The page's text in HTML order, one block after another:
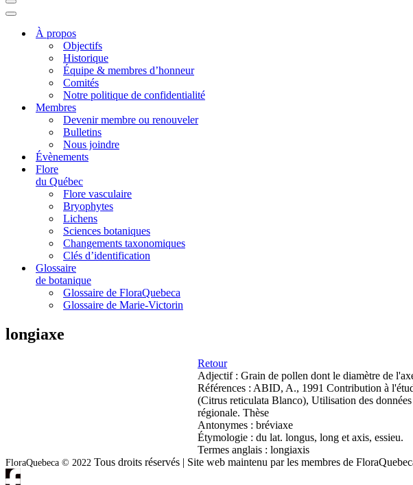
Menu
de
navigation
Menu
navigationÀ propos
Objectifs
Historique
Équipe & membres d’honneur
Comités
Notre politique de confidentialité
Membres
Devenir membre ou renouveler
Bulletins
Nous joindre
Évènements
Flore
du Québec
Flore vasculaire
Bryophytes
Lichens
Sciences botaniques
Changements taxonomiques
Clés d’identification
Glossaire
de botanique
Glossaire de FloraQuebeca
Glossaire de Marie-Victorin
longiaxe
Retour
Adjectif : Grain de pollen dont le diamètre de
Références : ABID, A., 1991 Contribution à
(Citrus reticulata Blanco), Utilisation des
régionale. Thèse
Antonymes : bréviaxe
Étymologie : du lat. longus, long et axis, essieu.
Termes anglais : longiaxis
FloraQuebeca © 2022 Tous droits réservés | Site web maintenu par les membres de